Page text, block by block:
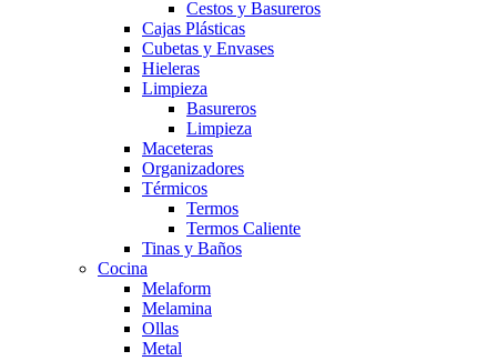
Cestos y Basureros
Cajas Plásticas
Cubetas y Envases
Hieleras
Limpieza
Basureros
Limpieza
Maceteras
Organizadores
Térmicos
Termos
Termos Caliente
Tinas y Baños
Cocina
Melaform
Melamina
Ollas
Metal